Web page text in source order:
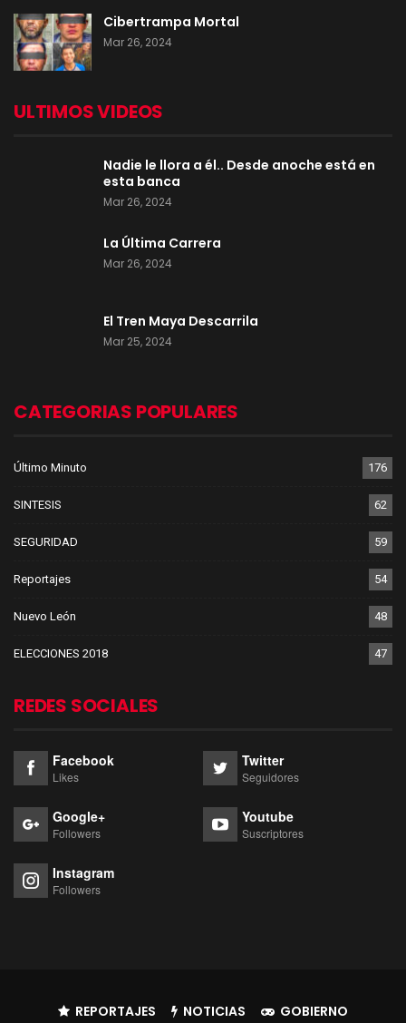
Cibertrampa Mortal
Mar 26, 2024
ULTIMOS VIDEOS
Nadie le llora a él.. Desde anoche está en
esta banca
Mar 26, 2024
La Última Carrera
Mar 26, 2024
El Tren Maya Descarrila
Mar 25, 2024
CATEGORIAS POPULARES
Último Minuto 176
SINTESIS 62
SEGURIDAD 59
Reportajes 54
Nuevo León 48
ELECCIONES 2018 47
REDES SOCIALES
Facebook
Likes
Twitter
Seguidores
Google+
Followers
Youtube
Suscriptores
Instagram
Followers
REPORTAJES NOTICIAS GOBIERNO